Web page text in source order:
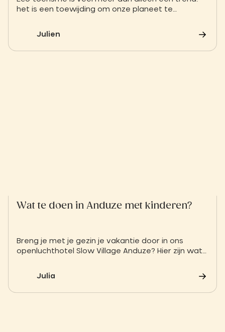
het is een toewijding om onze planeet te
tot je dagelijkse handelingen: leer hoe je je
volop geniet van de rijkdommen van de natuur.
Julien
Wat te doen in Anduze met kinderen?
Breng je met je gezin je vakantie door in ons
openluchthotel Slow Village Anduze? Hier zijn wat
de kinderen.
Julia